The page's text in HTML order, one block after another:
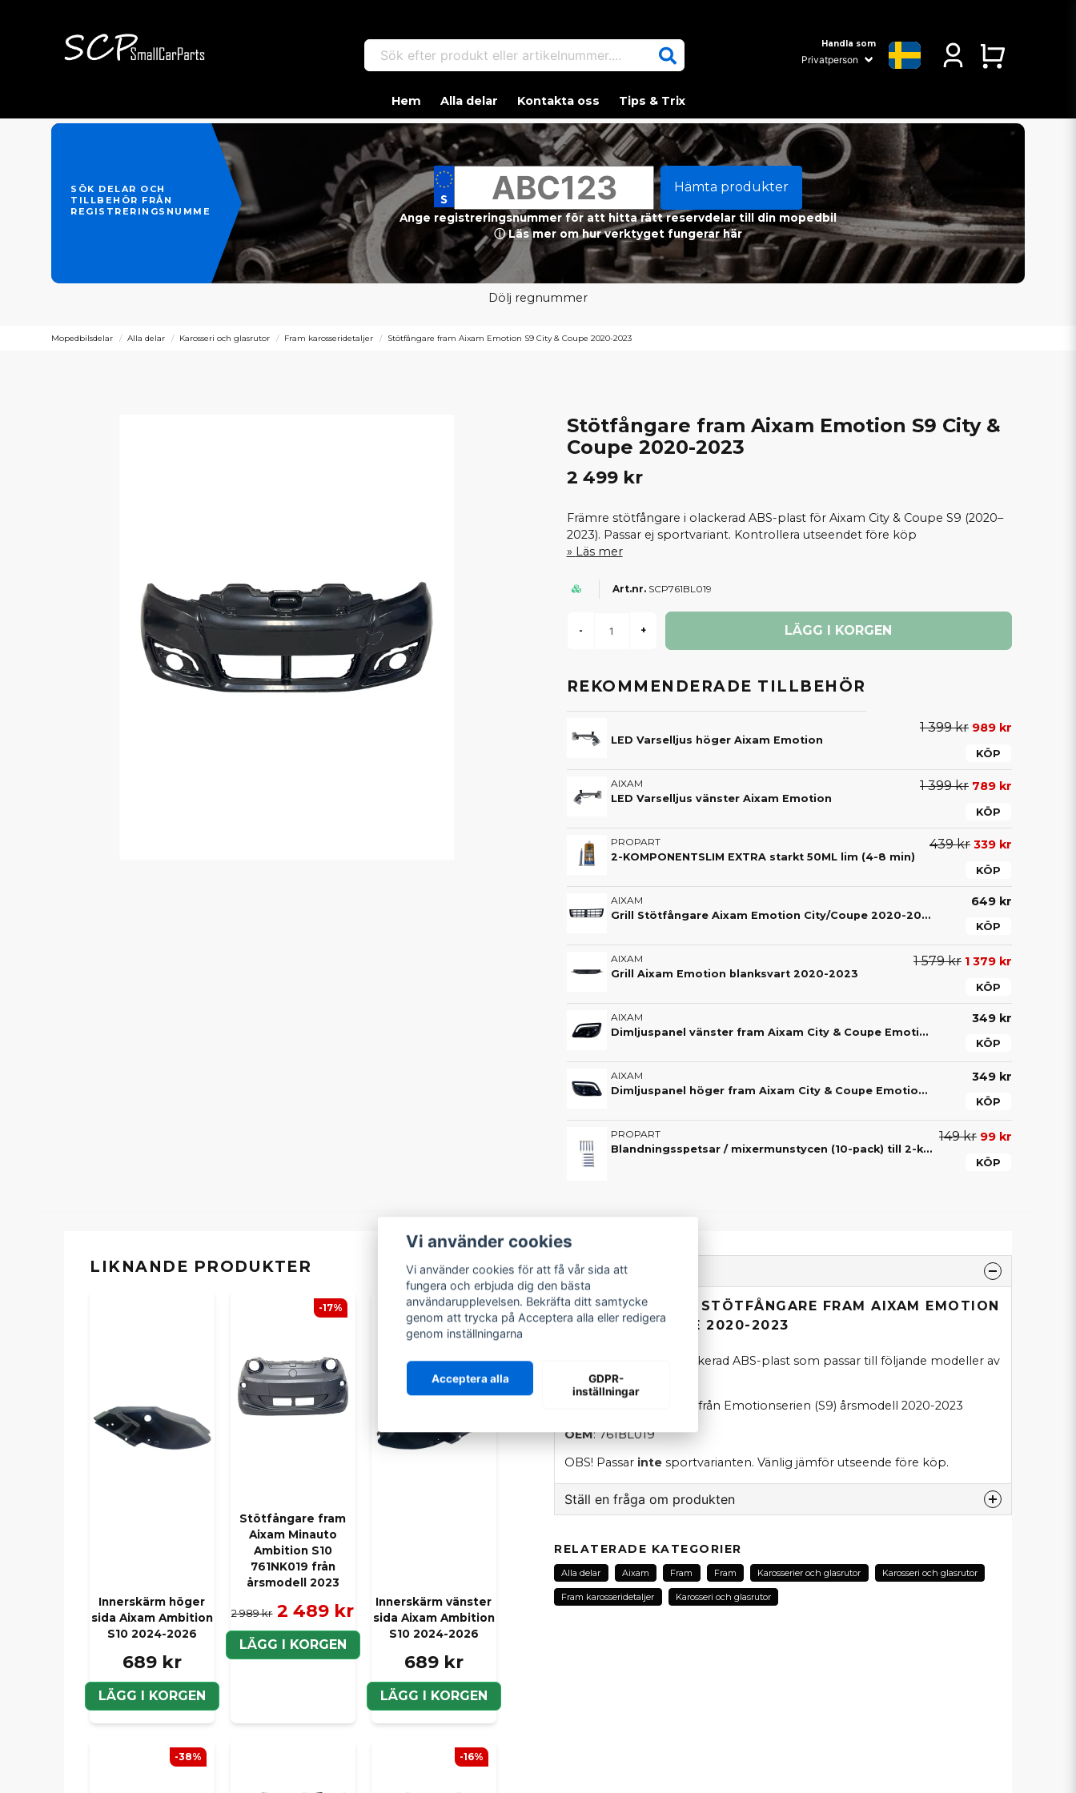
Sök efter produkt eller artikelnummer.... Handla som
Hem Alla delar Kontakta oss Tips & Trix
SÖK DELAR OCH
TILLBEHÖR FRÅN
REGISTRERINGSNUMMER
Hämta produkter
Ange registreringsnummer för att hitta rätt reservdelar till din mopedbil
ⓘ Läs mer om hur verktyget fungerar här
Dölj regnummer
Mopedbilsdelar Alla delar Karosseri och glasrutor Fram karosseridetaljer Stötfångare fram Aixam Emotion S9 City & Coupe 2020-2023
Stötfångare fram Aixam Emotion S9 City &
Coupe 2020-2023
2 499 kr
Främre stötfångare i olackerad ABS-plast för Aixam City & Coupe S9 (2020–
2023). Passar ej sportvariant. Kontrollera utseendet före köp
Läs mer
SCP761BL019
- + LÄGG I KORGEN
REKOMMENDERADE TILLBEHÖR
LED Varselljus höger Aixam Emotion
1 399 kr 989 kr
KÖP
AIXAM
LED Varselljus vänster Aixam Emotion
1 399 kr 789 kr
KÖP
PROPART
2-KOMPONENTSLIM EXTRA starkt 50ML lim (4-8 min)
439 kr 339 kr
KÖP
AIXAM
Grill Stötfångare Aixam Emotion City/Coupe 2020-2023
649 kr
KÖP
AIXAM
Grill Aixam Emotion blanksvart 2020-2023
1 579 kr 1 379 kr
KÖP
AIXAM
Dimljuspanel vänster fram Aixam City & Coupe Emotion S9
349 kr
KÖP
AIXAM
Dimljuspanel höger fram Aixam City & Coupe Emotion S9
349 kr
KÖP
PROPART
Blandningsspetsar / mixermunstycen (10-pack) till 2-komponentslim – För exakt blandning av lim
149 kr 99 kr
KÖP
LIKNANDE PRODUKTER
Innerskärm höger
sida Aixam Ambition
S10 2024-2026
689 kr
LÄGG I KORGEN
Stötfångare fram
Aixam Minauto
Ambition S10
761NK019 från
årsmodell 2023
2 989 kr 2 489 kr
LÄGG I KORGEN
-17%
Innerskärm vänster
sida Aixam Ambition
S10 2024-2026
689 kr
LÄGG I KORGEN
-38% -16%
Beskrivning
BESKRIVNING AV STÖTFÅNGARE FRAM AIXAM EMOTION
S9 CITY & COUPE 2020-2023
Stötfångare fram i olackerad ABS-plast som passar till följande modeller av
Aixam mopedbilar:
City och Coupe från Emotionserien (S9) årsmodell 2020-2023
OEM: 761BL019
OBS! Passar inte sportvarianten. Vänlig jämför utseende före köp.
Ställ en fråga om produkten
Fråga oss om denna produkt...
RELATERADE KATEGORIER
Alla delar Aixam Fram Fram Karosserier och glasrutor Karosseri och glasrutor
Fram karosseridetaljer Karosseri och glasrutor
Vi använder cookies
Vi använder cookies för att få vår sida att
fungera och erbjuda dig den bästa
användarupplevelsen. Bekräfta ditt samtycke
genom att trycka på Acceptera alla eller redigera
genom inställningarna
Acceptera alla
GDPR-
inställningar